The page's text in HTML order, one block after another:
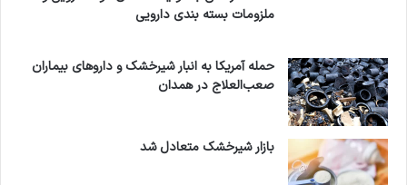
ملزومات بسته بندی دارویی
حمله آمریکا به انبار شیرخشک و داروهای بیماران
صعب‌العلاج در همدان
بازار شیرخشک متعادل شد